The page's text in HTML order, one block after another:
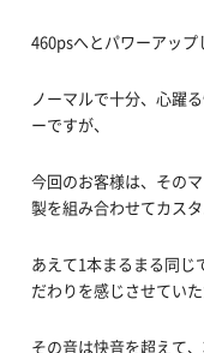
460psへとパワーアップ
ノーマルで十分、心躍
ーですが、
今回のお客様は、その
製を組み合わせてカス
あえて1本まるまる同じ
だわりを感じさせていた
その音は快音を超えて